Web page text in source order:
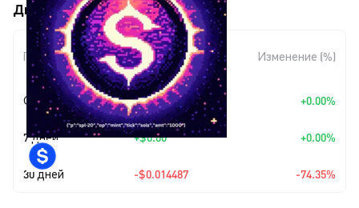
Движения цены SOLS (SOLS)
Период
Изменение
суммы
Изменение (%)
Сегодня +$0.00 +0.00%
7 дней +$0.00 +0.00%
30 дней -$0.014487 -74.35%